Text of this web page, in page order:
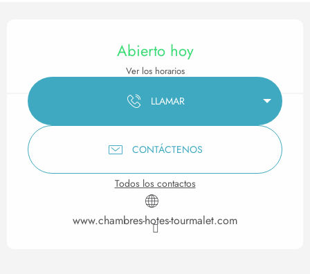
Horarios y datos de
Abierto hoy
Ver los horarios
LLAMAR
CONTÁCTENOS
Todos los contactos
www.chambres-hotes-tourmalet.com